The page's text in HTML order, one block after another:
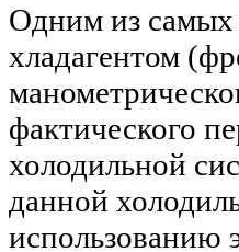
Одним из самых
хладагентом
фактического
холодильной
данной
использованию